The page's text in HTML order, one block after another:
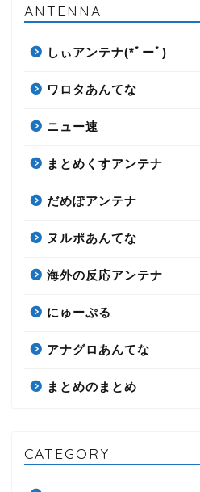
ANTENNA
しぃアンテナ(*ﾟーﾟ)
ワロタあんてな
ニュー速
まとめくすアンテナ
だめぽアンテナ
ヌルポあんてな
海外の反応アンテナ
にゅーぷる
アナグロあんてな
まとめのまとめ
CATEGORY